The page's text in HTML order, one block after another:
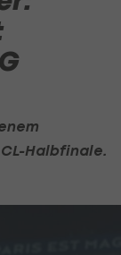
Halbfinale.